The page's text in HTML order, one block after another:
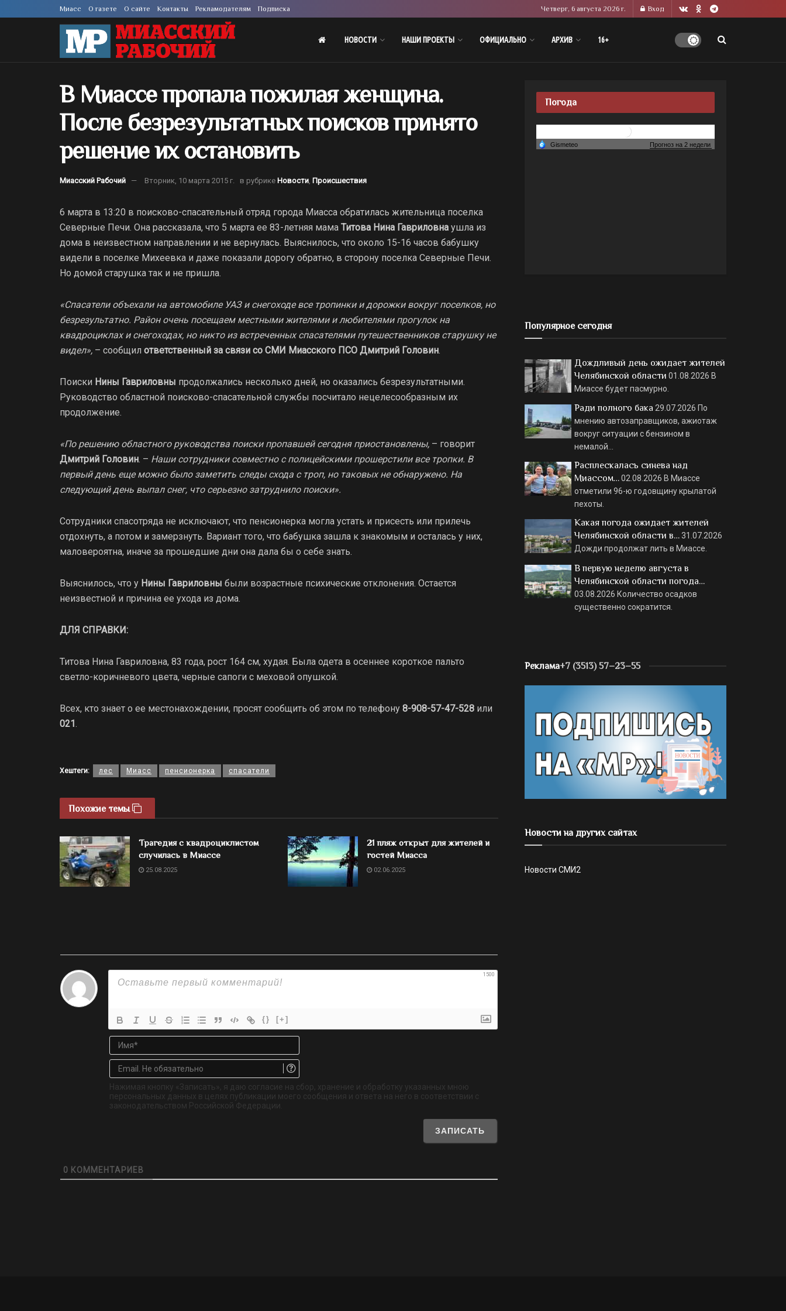
Миасс О газете О сайте Контакты Рекламодателям Подписка Четверг, 6 августа 2026 г. Вход
НОВОСТИ НАШИ ПРОЕКТЫ ОФИЦИАЛЬНО АРХИВ 16+
В Миассе пропала пожилая женщина.
После безрезультатных поисков принято
решение их остановить
Миасский Рабочий Вторник, 10 марта 2015 г. в рубрике Новости Происшествия
6 марта в 13:20 в поисково-спасательный отряд города Миасса обратилась жительница поселка
Северные Печи. Она рассказала, что 5 марта ее 83-летняя мама Титова Нина Гавриловна ушла из
дома в неизвестном направлении и не вернулась. Выяснилось, что около 15-16 часов бабушку
видели в поселке Михеевка и даже показали дорогу обратно, в сторону поселка Северные Печи.
Но домой старушка так и не пришла.
«Спасатели объехали на автомобиле УАЗ и снегоходе все тропинки и дорожки вокруг поселков, но
безрезультатно. Район очень посещаем местными жителями и любителями прогулок на
квадроциклах и снегоходах, но никто из встреченных спасателями путешественников старушку не
видел», – сообщил ответственный за связи со СМИ Миасского ПСО Дмитрий Головин.
Поиски Нины Гавриловны продолжались несколько дней, но оказались безрезультатными.
Руководство областной поисково-спасательной службы посчитало нецелесообразным их
продолжение.
«По решению областного руководства поиски пропавшей сегодня приостановлены, – говорит
Дмитрий Головин. – Наши сотрудники совместно с полицейскими прошерстили все тропки. В
первый день еще можно было заметить следы схода с троп, но таковых не обнаружено. На
следующий день выпал снег, что серьезно затруднило поиски».
Сотрудники спасотряда не исключают, что пенсионерка могла устать и присесть или прилечь
отдохнуть, а потом и замерзнуть. Вариант того, что бабушка зашла к знакомым и осталась у них,
маловероятна, иначе за прошедшие дни она дала бы о себе знать.
Выяснилось, что у Нины Гавриловны были возрастные психические отклонения. Остается
неизвестной и причина ее ухода из дома.
ДЛЯ СПРАВКИ:
Титова Нина Гавриловна, 83 года, рост 164 см, худая. Была одета в осеннее короткое пальто
светло-коричневого цвета, черные сапоги с меховой опушкой.
Всех, кто знает о ее местонахождении, просят сообщить об этом по телефону 8-908-57-47-528 или
021.
Хештеги: лес Миасс пенсионерка спасатели
Похожие темы
Трагедия с квадроциклистом
случилась в Миассе
25.08.2025
21 пляж открыт для жителей и
гостей Миасса
02.06.2025
1500
{} [+]
Имя*
Email.
обязательно
Нажимая кнопку «Записать», я даю согласие на сбор, хранение и обработку указанных мною
персональных данных в целях публикации моего сообщения и ответа на него в соответствии с
законодательством Российской Федерации.
0 КОММЕНТАРИЕВ
Погода
Популярное сегодня
Дождливый день ожидает жителей
Челябинской области 01.08.2026 В
Миассе будет пасмурно.
Ради полного бака 29.07.2026 По
мнению автозаправщиков, ажиотаж
вокруг ситуации с бензином в
немалой…
Расплескалась синева над
Миассом…02.08.2026 В Миассе
отметили 96-ю годовщину крылатой
пехоты.
Какая погода ожидает жителей
Челябинской области в…31.07.2026
Дожди продолжат лить в Миассе.
В первую неделю августа в
Челябинской области погода…
03.08.2026 Количество осадков
существенно сократится.
Реклама+7 (3513) 57–23–55
Новости на других сайтах
Новости СМИ2